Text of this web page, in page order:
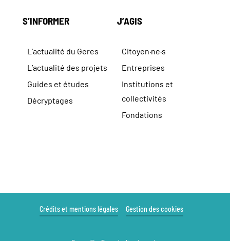
S’INFORMER
L’actualité du Geres
L’actualité des projets
Guides et études
Décryptages
J’AGIS
Citoyen·ne·s
Entreprises
Institutions et
collectivités
Fondations
Crédits et mentions légales Gestion des cookies